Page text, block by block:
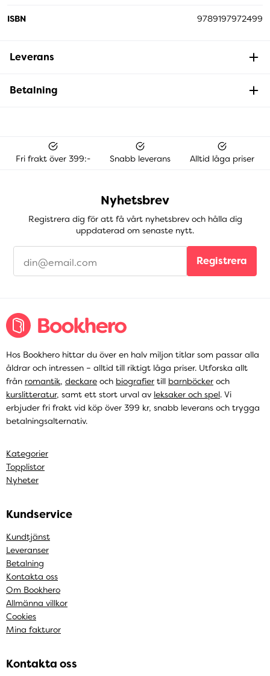
ISBN 9789197972499
Leverans
Betalning
Fri frakt över 399:- Snabb leverans Alltid låga priser
Nyhetsbrev
Registrera dig för att få vårt nyhetsbrev och hålla dig
uppdaterad om senaste nytt.
Registrera
Hos Bookhero hittar du över en halv miljon titlar som passar alla
åldrar och intressen – alltid till riktigt låga priser. Utforska allt
från romantik, deckare och biografier till barnböcker och
kurslitteratur, samt ett stort urval av leksaker och spel. Vi
erbjuder fri frakt vid köp över 399 kr, snabb leverans och trygga
betalningsalternativ.
Kategorier
Topplistor
Nyheter
Kundservice
Kundtjänst
Leveranser
Betalning
Kontakta oss
Om Bookhero
Allmänna villkor
Cookies
Mina fakturor
Kontakta oss